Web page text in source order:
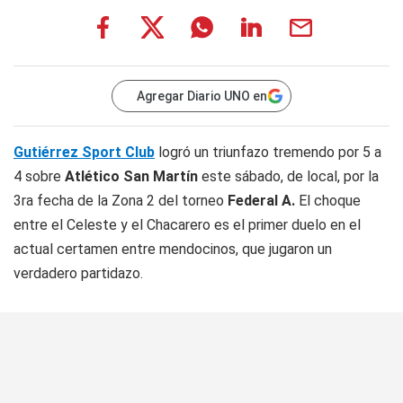
Agregar Diario UNO en
Gutiérrez Sport Club logró un triunfazo tremendo por 5 a
4 sobre Atlético San Martín este sábado, de local, por la
3ra fecha de la Zona 2 del torneo Federal A. El choque
entre el Celeste y el Chacarero es el primer duelo en el
actual certamen entre mendocinos, que jugaron un
verdadero partidazo.